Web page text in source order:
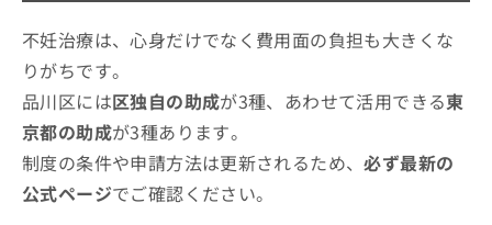
品川区 不妊治療（生殖補助医療）医療費助成事業
（区）
品川区 一般不妊治療医療費助成事業（区）
品川区 風しん抗体検査・予防接種費用の助成（先
天性風しん症候群対策）（区）
はなおかIVFクリニック品川
アヴァンセレディースクリニック
ブルーマリヌ武蔵小山女性クリニック
大井町レディースクリニック
クリニック飯塚
まとめ：品川区で評判の不妊治療におすすめの
不妊治療は、心身だけでなく費用面の負担も大きくな
りがちです。
品川区には区独自の助成が3種、あわせて活用できる東
京都の助成が3種あります。
制度の条件や申請方法は更新されるため、必ず最新の
公式ページでご確認ください。
クリ
ニッ
クの
約・
症状
のご
相談
など
はで
無
料
報
拡
充
の
お
ら
資
料
の
ご
請
求
こ